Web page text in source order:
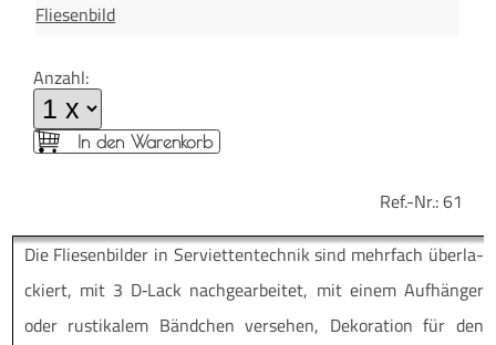
Fliesenbild
Anzahl:
In den Warenkorb
Ref.-Nr.:61
Die Flie­sen­bil­der in Ser­vi­et­ten­tech­nik sind mehr­fach über­la­
ckiert, mit 3 D‑Lack nach­ge­ar­bei­tet, mit einem Auf­hän­ger
oder rus­ti­ka­lem Bänd­chen ver­se­hen, Deko­ra­ti­on für den